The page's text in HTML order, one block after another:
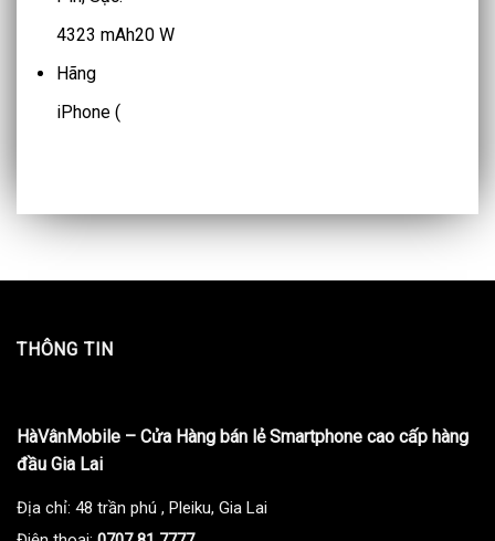
4323 mAh20 W
Hãng
iPhone (
THÔNG TIN
HàVânMobile – Cửa Hàng bán lẻ Smartphone cao cấp hàng
đầu Gia Lai
Địa chỉ: 48 trần phú , Pleiku, Gia Lai